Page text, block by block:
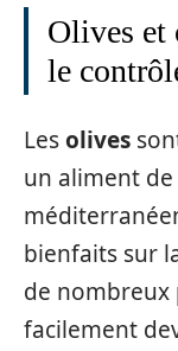
Olives et
le
Lesolives
un aliment
bienfaits sur
de nombreux
facilement